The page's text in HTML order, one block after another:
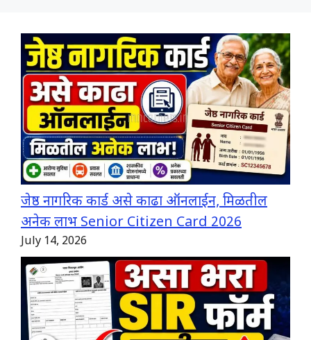
जेष्ठ नागरिक कार्ड असे काढा ऑनलाईन, मिळतील
अनेक लाभ Senior Citizen Card 2026
July 14, 2026